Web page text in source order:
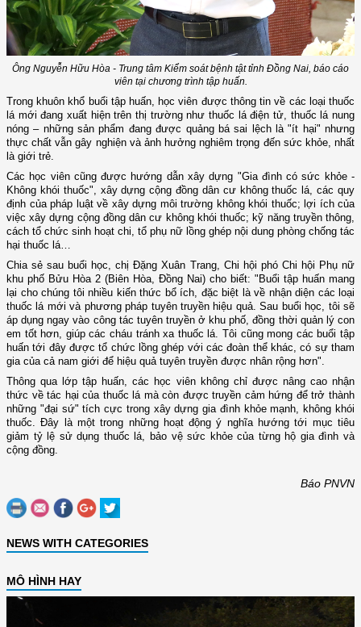
Ông Nguyễn Hữu Hòa - Trung tâm Kiểm soát bệnh tật tỉnh Đồng Nai, báo cáo
viên tại chương trình tập huấn.
Trong khuôn khổ buổi tập huấn, học viên được thông tin về các loại thuốc
lá mới đang xuất hiện trên thị trường như thuốc lá điện tử, thuốc lá nung
nóng – những sản phẩm đang được quảng bá sai lệch là "ít hại" nhưng
thực chất vẫn gây nghiện và ảnh hưởng nghiêm trọng đến sức khỏe, nhất
là giới trẻ.
Các học viên cũng được hướng dẫn xây dựng "Gia đình có sức khỏe -
Không khói thuốc", xây dựng cộng đồng dân cư không thuốc lá, các quy
định của pháp luật về xây dựng môi trường không khói thuốc; lợi ích của
việc xây dựng cộng đồng dân cư không khói thuốc; kỹ năng truyền thông,
cách tổ chức sinh hoạt chi, tổ phụ nữ lồng ghép nội dung phòng chống tác
hại thuốc lá…
Chia sẻ sau buổi học, chị Đặng Xuân Trang, Chi hội phó Chi hội Phụ nữ
khu phố Bửu Hòa 2 (Biên Hòa, Đồng Nai) cho biết: "Buổi tập huấn mang
lại cho chúng tôi nhiều kiến thức bổ ích, đặc biệt là về nhận diện các loại
thuốc lá mới và phương pháp tuyên truyền hiệu quả. Sau buổi học, tôi sẽ
áp dụng ngay vào công tác tuyên truyền ở khu phố, đồng thời quản lý con
em tốt hơn, giúp các cháu tránh xa thuốc lá. Tôi cũng mong các buổi tập
huấn tới đây được tổ chức lồng ghép với các đoàn thể khác, có sự tham
gia của cả nam giới để hiệu quả tuyên truyền được nhân rộng hơn".
Thông qua lớp tập huấn, các học viên không chỉ được nâng cao nhận
thức về tác hại của thuốc lá mà còn được truyền cảm hứng để trở thành
những "đại sứ" tích cực trong xây dựng gia đình khỏe mạnh, không khói
thuốc. Đây là một trong những hoạt động ý nghĩa hướng tới mục tiêu
giảm tỷ lệ sử dụng thuốc lá, bảo vệ sức khỏe của từng hộ gia đình và
cộng đồng.
Báo PNVN
NEWS WITH CATEGORIES
MÔ HÌNH HAY